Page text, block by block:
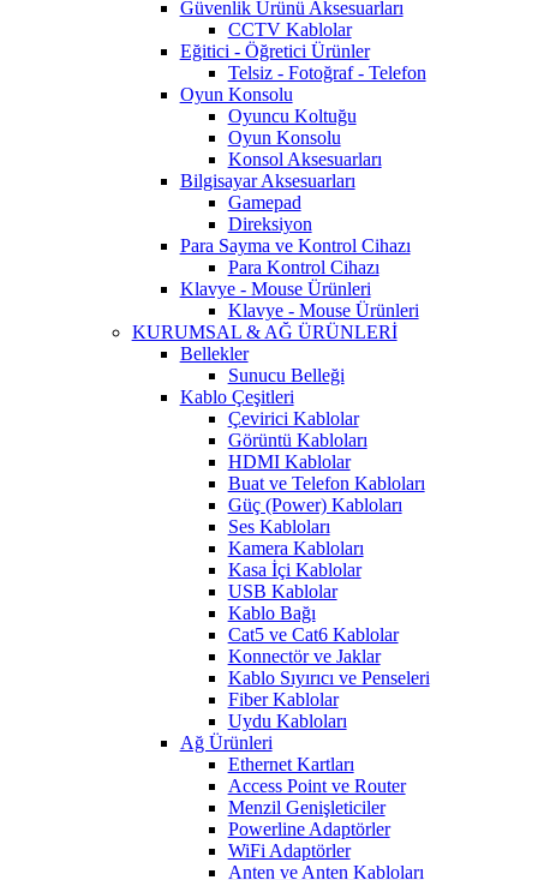
Güvenlik Ürünü Aksesuarları
CCTV Kablolar
Eğitici - Öğretici Ürünler
Telsiz - Fotoğraf - Telefon
Oyun Konsolu
Oyuncu Koltuğu
Oyun Konsolu
Konsol Aksesuarları
Bilgisayar Aksesuarları
Gamepad
Direksiyon
Para Sayma ve Kontrol Cihazı
Para Kontrol Cihazı
Klavye - Mouse Ürünleri
Klavye - Mouse Ürünleri
KURUMSAL & AĞ ÜRÜNLERİ
Bellekler
Sunucu Belleği
Kablo Çeşitleri
Çevirici Kablolar
Görüntü Kabloları
HDMI Kablolar
Buat ve Telefon Kabloları
Güç (Power) Kabloları
Ses Kabloları
Kamera Kabloları
Kasa İçi Kablolar
USB Kablolar
Kablo Bağı
Cat5 ve Cat6 Kablolar
Konnectör ve Jaklar
Kablo Sıyırıcı ve Penseleri
Fiber Kablolar
Uydu Kabloları
Ağ Ürünleri
Ethernet Kartları
Access Point ve Router
Menzil Genişleticiler
Powerline Adaptörler
WiFi Adaptörler
Anten ve Anten Kabloları